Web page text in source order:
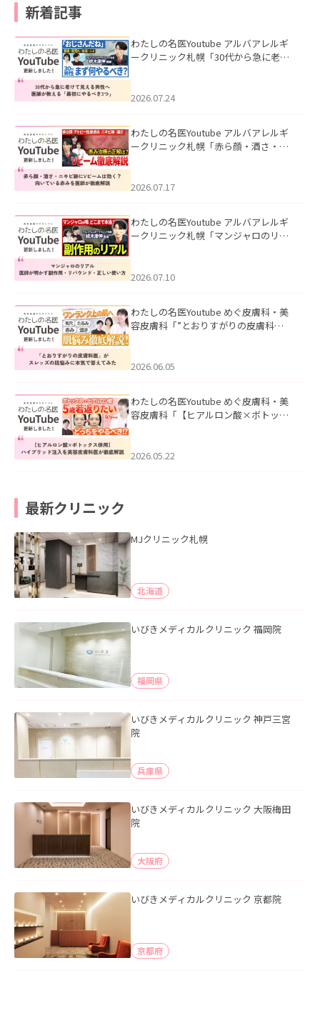
新着記事
わたしの名医Youtube アルバアレルギ
ークリニック札幌「30代から急に老け
た。
2026.07.24
わたしの名医Youtube アルバアレルギ
ークリニック札幌「赤ら顔・酒さ・ニ
した。
2026.07.17
わたしの名医Youtube アルバアレルギ
ークリニック札幌「マンジャロのリア
た。
2026.07.10
わたしの名医Youtube めぐ皮膚科・美
容皮膚科「”とおりすがりの皮膚科
2026.06.05
わたしの名医Youtube めぐ皮膚科・美
容皮膚科「【ヒアルロン酸×ボトック
た。
2026.05.22
最新クリニック
MJクリニック札幌
北海道
いびきメディカルクリニック 福岡院
福岡県
いびきメディカルクリニック 神戸三宮
院
兵庫県
いびきメディカルクリニック 大阪梅田
院
大阪府
いびきメディカルクリニック 京都院
京都府